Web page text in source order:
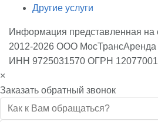
Другие услуги
Информация представленная на
2012-2026 ООО МосТрансАренда
ИНН 9725031570 ОГРН
×
Заказать обратный звонок